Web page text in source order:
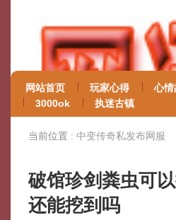
网站首页 玩家心得 心情
3000ok
执迷古镇
当前位置 : 中变传奇私发布网服
破馆珍剑粪虫可
还能挖到吗